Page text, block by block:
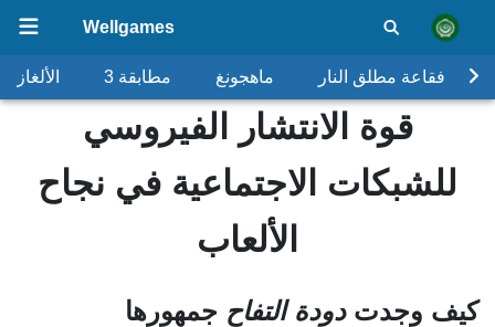
Wellgames
الألغاز مطابقة 3 ماهجونغ فقاعة مطلق النار
قوة الانتشار الفيروسي
للشبكات الاجتماعية في نجاح
الألعاب
كيف وجدتدودة التفاح جمهورها